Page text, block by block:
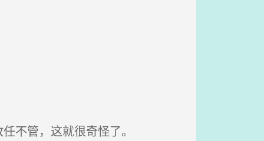
不管，这就很奇怪了。